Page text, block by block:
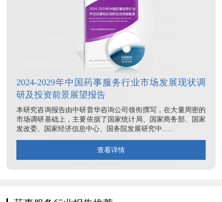
2024-2029年中国药事服务行业市场发展现状调
研及投资前景展望报告
本研究咨询报告由中研普华咨询公司领衔撰写，在大量周密的
市场调研基础上，主要依据了国家统计局、国家商务部、国家
发改委、国家经济信息中心、国务院发展研究中......
查看详情